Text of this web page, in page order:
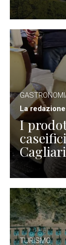
La redazione
I
TURISMO